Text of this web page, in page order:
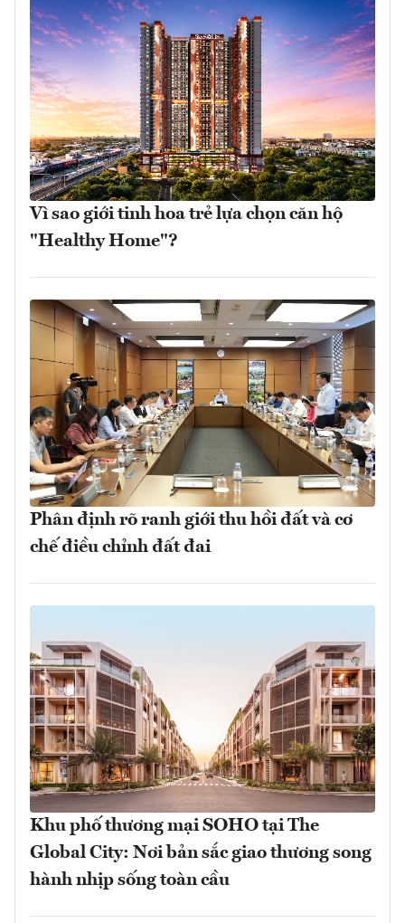
Vì sao giới tinh hoa trẻ lựa chọn căn hộ
"Healthy Home"?
Phân định rõ ranh giới thu hồi đất và cơ
chế điều chỉnh đất đai
Khu phố thương mại SOHO tại The
Global City: Nơi bản sắc giao thương song
hành nhịp sống toàn cầu